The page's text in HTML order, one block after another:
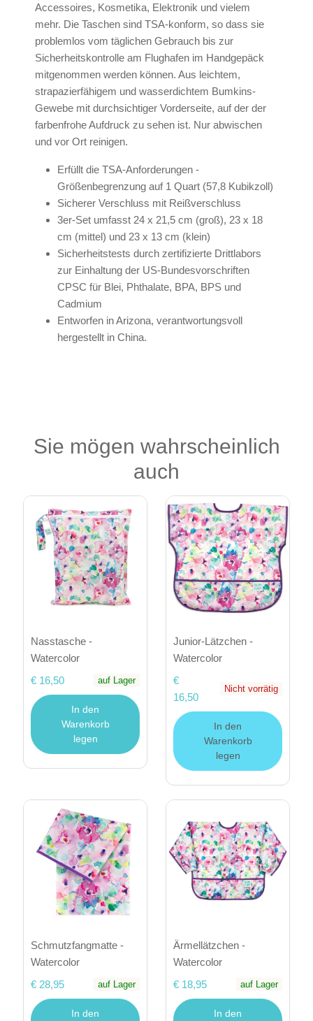
Accessoires, Kosmetika, Elektronik und vielem
mehr. Die Taschen sind TSA-konform, so dass sie
problemlos vom täglichen Gebrauch bis zur
Sicherheitskontrolle am Flughafen im Handgepäck
mitgenommen werden können. Aus leichtem,
strapazierfähigem und wasserdichtem Bumkins-
Gewebe mit durchsichtiger Vorderseite, auf der der
farbenfrohe Aufdruck zu sehen ist. Nur abwischen
und vor Ort reinigen.
Erfüllt die TSA-Anforderungen -
Größenbegrenzung auf 1 Quart (57,8 Kubikzoll)
Sicherer Verschluss mit Reißverschluss
3er-Set umfasst 24 x 21,5 cm (groß), 23 x 18
cm (mittel) und 23 x 13 cm (klein)
Sicherheitstests durch zertifizierte Drittlabors
zur Einhaltung der US-Bundesvorschriften
CPSC für Blei, Phthalate, BPA, BPS und
Cadmium
Entworfen in Arizona, verantwortungsvoll
hergestellt in China.
Sie mögen wahrscheinlich
auch
Nasstasche -
Watercolor
€ 16,50
auf Lager
In den
Warenkorb
legen
Junior-Lätzchen -
Watercolor
€
16,50
Nicht vorrätig
In den
Warenkorb
legen
Schmutzfangmatte -
Watercolor
€ 28,95
auf Lager
In den
Ärmellätzchen -
Watercolor
€ 18,95
auf Lager
In den